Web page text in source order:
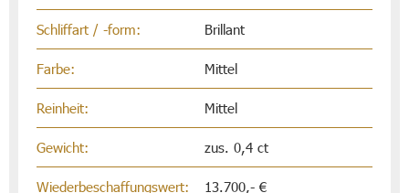
Schliffart / -form: Brillant
Farbe: Mittel
Reinheit: Mittel
Gewicht: zus. 0,4 ct
Wiederbeschaffungswert: 13.700,- €